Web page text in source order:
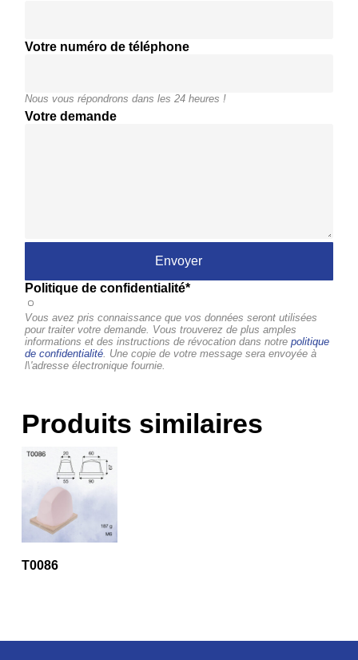
Votre numéro de téléphone
Nous vous répondrons dans les 24 heures !
Votre demande
Politique de confidentialité*
Vous avez pris connaissance que vos données seront utilisées
pour traiter votre demande. Vous trouverez de plus amples
informations et des instructions de révocation dans notrepolitique
de confidentialité. Une copie de votre message sera envoyée à
l\'adresse électronique fournie.
Produits similaires
T0086